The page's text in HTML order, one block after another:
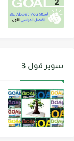
سوبر قول 3